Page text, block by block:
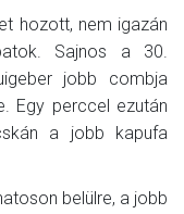
hozott, nem igazán
Sajnos a 30.
jobb combja
Egy perccel ezután
a jobb kapufa
belülre, a jobb